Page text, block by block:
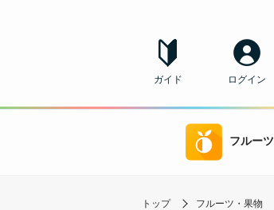
ガイド ログイン
フルーツ
トップ フルーツ・果物